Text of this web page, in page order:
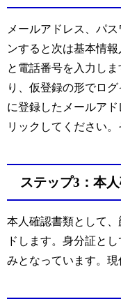
メールアドレス、パ
ンすると次は基本情
と電話番号を入力し
り、仮登録の形でロ
に登録したメールア
リックしてください。
ステップ3：本
本人確認書類として
ドします。身分証と
みとなっています。現